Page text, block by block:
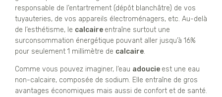
responsable de l’entartrement (dépôt blanchâtre) de vos
tuyauteries, de vos appareils électroménagers, etc. Au-delà
de l’esthétisme, le calcaire entraîne surtout une
surconsommation énergétique pouvant aller jusqu’à 16%
pour seulement 1 millimètre de calcaire.
Comme vous pouvez imaginer, l’eau adoucie est une eau
non-calcaire, composée de sodium. Elle entraîne de gros
avantages économiques mais aussi de confort et de santé.